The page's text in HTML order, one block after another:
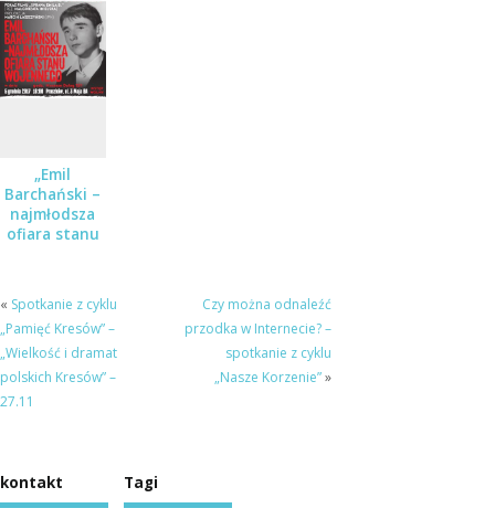
wojny i
pokoju
„Emil
Barchański –
najmłodsza
ofiara stanu
Muzeum
Dulag 121
« Spotkanie z cyklu
„Pamięć Kresów” –
„Wielkość i dramat
polskich Kresów” –
27.11
Czy można odnaleźć
przodka w Internecie? –
spotkanie z cyklu
„Nasze Korzenie”»
kontakt Tagi